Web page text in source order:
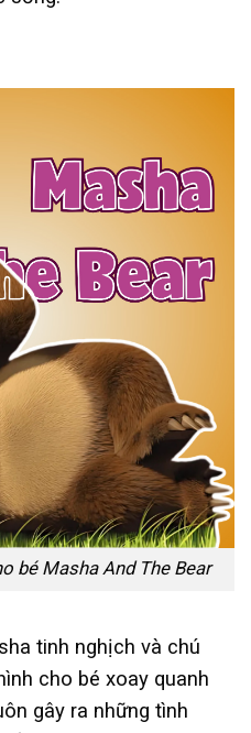
bé Masha And The Bear
tinh nghịch và chú
cho bé xoay quanh
gây ra những tình